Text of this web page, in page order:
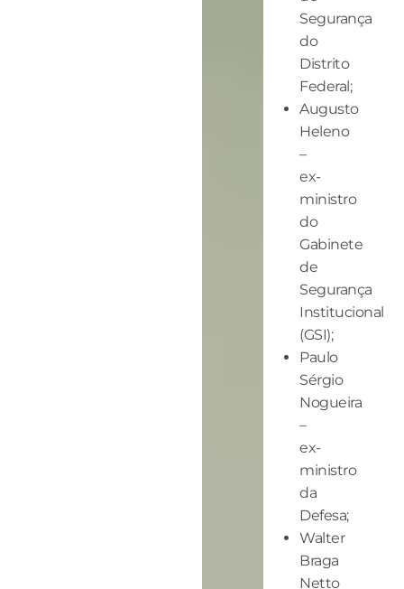
Segurança
do
Distrito
Federal;
Augusto
Heleno
–
ex-
ministro
do
Gabinete
de
Segurança
Institucional
(GSI);
Paulo
Sérgio
Nogueira
–
ex-
ministro
da
Defesa;
Walter
Braga
Netto